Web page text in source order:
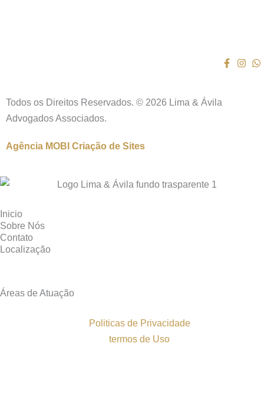
Todos os Direitos Reservados. © 2026 Lima & Ávila
Advogados Associados.
Agência MOBI Criação de Sites
Inicio
Sobre Nós
Contato
Localização
Áreas de Atuação
Politicas de Privacidade
termos de Uso